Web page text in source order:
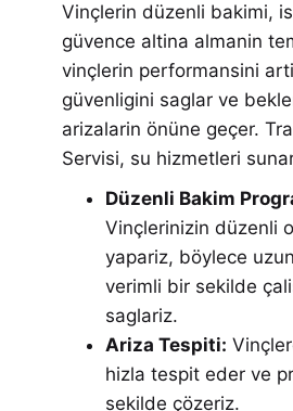
Vinçlerin düzenli bakimi,
güvence altina almanin
vinçlerin performansini
güvenligini saglar ve
arizalarin önüne geçer.
Servisi, su hizmetleri
Düzenli Bakim
Vinçlerinizin düzenli
yapariz, böylece
verimli bir sekilde
saglariz.
Ariza Tespiti:
hizla tespit eder ve
sekilde çözeriz.